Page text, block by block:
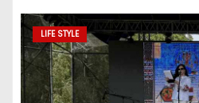
LIFE STYLE